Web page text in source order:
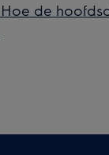
de